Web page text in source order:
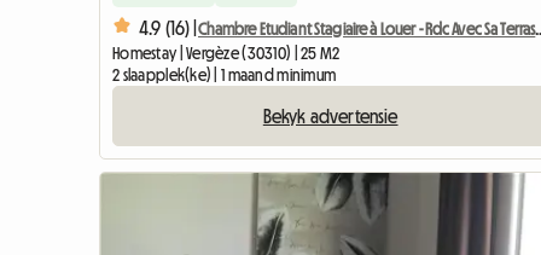
4.9 (16) |
Chambre Etudiant
Homestay | Vergèze (30310) | 25 M2
2 slaapplek(ke) | 1 maand minimum
Bekyk advertensie